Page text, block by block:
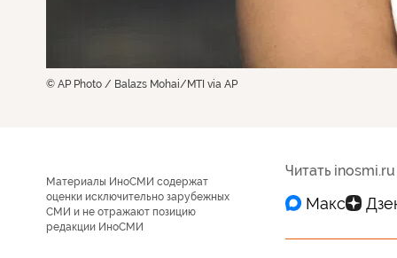
© AP Photo / Balazs Mohai/MTI via AP
Материалы ИноСМИ содержат
оценки исключительно зарубежных
СМИ и не отражают позицию
редакции ИноСМИ
Читать inosmi.ru